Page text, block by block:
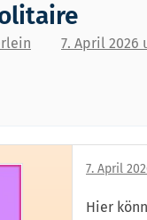
7. April 2026
7. April
Hier